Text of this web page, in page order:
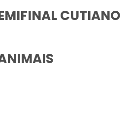
CUTIANO